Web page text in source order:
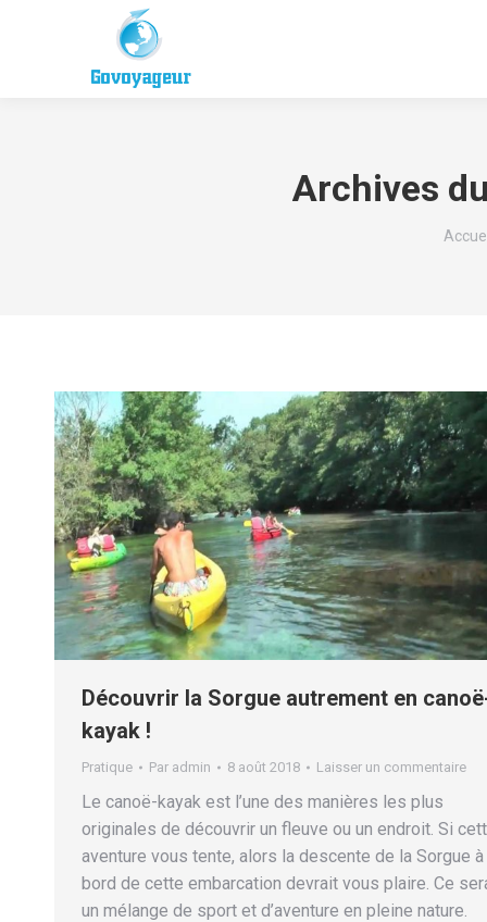
Archives
Découvrir la Sorgue autrement en
kayak !
Pratique Par admin 8 août 2018 Laisser un commentaire
Le canoë-kayak est l’une des manières les plus
originales de découvrir un fleuve ou un endroit. Si
aventure vous tente, alors la descente de la Sorgue à
bord de cette embarcation devrait vous plaire. Ce
un mélange de sport et d’aventure en pleine nature.